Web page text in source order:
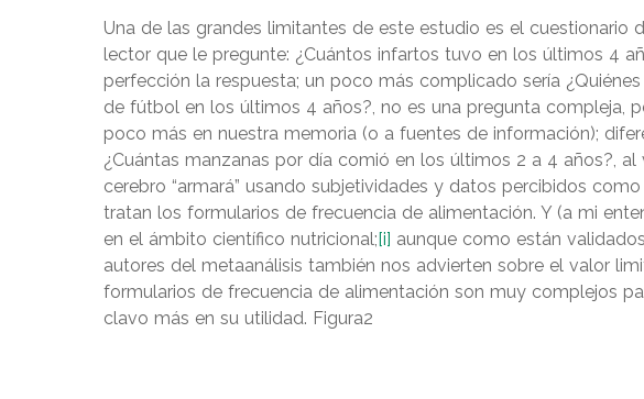
Una de las grandes limitantes de este estudio es el cuestionario
lector que le pregunte: ¿Cuántos infartos tuvo en los últimos 4
perfección la respuesta; un poco más complicado sería
de fútbol en los últimos 4 años?, no es una pregunta compleja,
poco más en nuestra memoria (o a fuentes de información);
¿Cuántas manzanas por día comió en los últimos 2 a 4 años?,
cerebro “armará” usando subjetividades y datos percibidos
tratan los formularios de frecuencia de alimentación. Y (a mi
en el ámbito científico nutricional;[i] aunque como están
autores del metaanálisis también nos advierten sobre el valor
formularios de frecuencia de alimentación son muy complejos
clavo más en su utilidad. Figura2